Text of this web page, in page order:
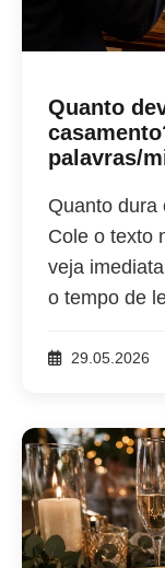
Quanto
palavras/
Quanto dura
Cole o texto
veja
o tempo de
29.05.2026